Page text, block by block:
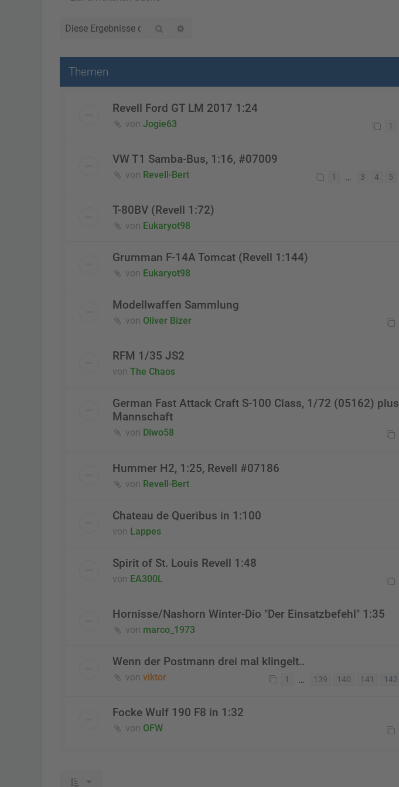
Suche
Themen
Revell Ford GT LM 2017 1:24
von Jogie63 1
VW T1 Samba-Bus, 1:16, #07009
von Revell-Bert 1 … 3 4 5
T-80BV (Revell 1:72)
von Eukaryot98
Grumman F-14A Tomcat (Revell 1:144)
von Eukaryot98
Modellwaffen Sammlung
von Oliver Bizer
RFM 1/35 JS2
von The Chaos
German Fast Attack Craft S-100 Class, 1/72 (05162) plus
Mannschaft
von Diwo58
Hummer H2, 1:25, Revell #07186
von Revell-Bert
Chateau de Queribus in 1:100
von Lappes
Spirit of St. Louis Revell 1:48
von EA300L
Hornisse/Nashorn Winter-Dio "Der Einsatzbefehl" 1:35
von marco_1973
Wenn der Postmann drei mal klingelt..
von viktor 1 … 139 140 141 142
Focke Wulf 190 F8 in 1:32
von OFW